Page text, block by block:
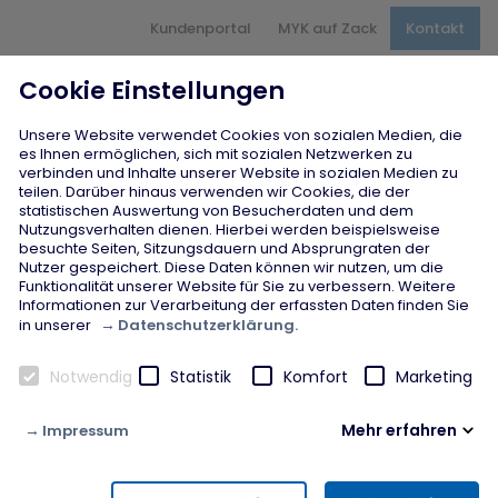
Cookie Einstellungen
Unsere Website verwendet Cookies von sozialen Medien, die
es Ihnen ermöglichen, sich mit sozialen Netzwerken zu
verbinden und Inhalte unserer Website in sozialen Medien zu
teilen. Darüber hinaus verwenden wir Cookies, die der
statistischen Auswertung von Besucherdaten und dem
Nutzungsverhalten dienen. Hierbei werden beispielsweise
besuchte Seiten, Sitzungsdauern und Absprungraten der
Nutzer gespeichert. Diese Daten können wir nutzen, um die
Funktionalität unserer Website für Sie zu verbessern. Weitere
Informationen zur Verarbeitung der erfassten Daten finden Sie
in unserer
Datenschutzerklärung.
Notwendig Statistik Komfort Marketing
Impressum
Mehr erfahren
Kundenportal MYK auf Zack Kontakt
Arbeit und Fördermaßnahmen
U25
Startseite chevron_right Arbeit und Fördermaßnahmen chevron_right
U25
U25 | Allgemein
Um junge Menschen bei ihrem Einstieg in das
Jobcenter Mayen-Koblenz an jedem seiner vier